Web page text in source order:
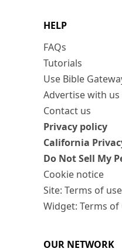
HELP
FAQs
Tutorials
Use Bible
Advertise with us
Contact us
Privacy policy
California
Do Not Sell My
Cookie notice
Site: Terms of use
Widget: Terms of
OUR NETWORK